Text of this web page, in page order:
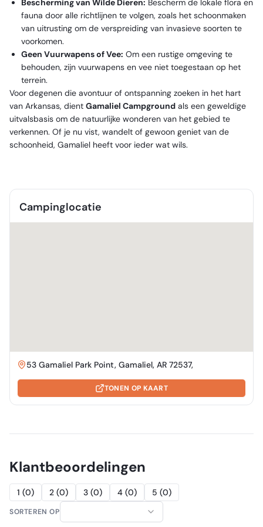
Bescherming van Wilde Dieren: Bescherm de lokale flora en
fauna door alle richtlijnen te volgen, zoals het schoonmaken
van uitrusting om de verspreiding van invasieve soorten te
voorkomen.
Geen Vuurwapens of Vee: Om een rustige omgeving te
behouden, zijn vuurwapens en vee niet toegestaan op het
terrein.
Voor degenen die avontuur of ontspanning zoeken in het hart
van Arkansas, dient Gamaliel Campground als een geweldige
uitvalsbasis om de natuurlijke wonderen van het gebied te
verkennen. Of je nu vist, wandelt of gewoon geniet van de
schoonheid, Gamaliel heeft voor ieder wat wils.
Campinglocatie
53 Gamaliel Park Point, Gamaliel, AR 72537,
TONEN OP KAART
Klantbeoordelingen
1 (0) 2 (0) 3 (0) 4 (0) 5 (0)
SORTEREN OP